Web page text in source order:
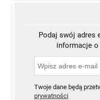
Podaj swój adres
informacje
Twoje dane będą
prywatności